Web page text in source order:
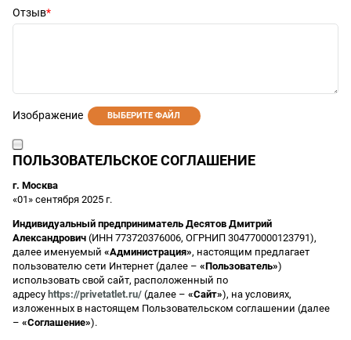
Отзыв
Изображение ВЫБЕРИТЕ ФАЙЛ
ПОЛЬЗОВАТЕЛЬСКОЕ СОГЛАШЕНИЕ
г. Москва
«01» сентября 2025 г.
Индивидуальный предприниматель Десятов Дмитрий
Александрович (ИНН 773720376006, ОГРНИП 304770000123791),
далее именуемый «Администрация», настоящим предлагает
пользователю сети Интернет (далее – «Пользователь»)
использовать свой сайт, расположенный по
адресу https://privetatlet.ru/ (далее – «Сайт»), на условиях,
изложенных в настоящем Пользовательском соглашении (далее
– «Соглашение»).